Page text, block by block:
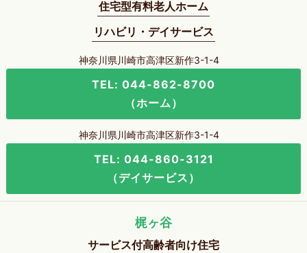
住宅型有料老人ホーム
リハビリ・デイサービス
神奈川県川崎市高津区新作3-1-4
TEL: 044-862-8700
（ホーム）
神奈川県川崎市高津区新作3-1-4
TEL: 044-860-3121
（デイサービス）
梶ヶ谷
サービス付高齢者向け住宅